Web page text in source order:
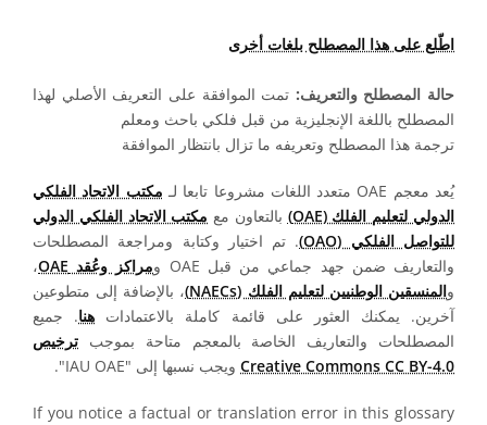
اطّلع على هذا المصطلح بلغات أخرى
حالة المصطلح والتعريف: تمت الموافقة على التعريف الأصلي لهذا
المصطلح باللغة الإنجليزية من قبل فلكي باحث ومعلم
ترجمة هذا المصطلح وتعريفه ما تزال بانتظار الموافقة
يُعد معجم OAE متعدد اللغات مشروعا تابعا لـ
مكتب الاتحاد الفلكي
الدولي لتعليم الفلك (OAE)
بالتعاون مع مكتب الاتحاد الفلكي الدولي
للتواصل الفلكي (OAO)
. تم اختيار وكتابة ومراجعة المصطلحات
والتعاريف ضمن جهد جماعي من قبل OAE و
مراكز وعُقد OAE
،
والمنسقين الوطنيين لتعليم الفلك (NAECs)
، بالإضافة إلى متطوعين
آخرين. يمكنك العثور على قائمة كاملة بالاعتمادات هنا. جميع
المصطلحات والتعاريف الخاصة بالمعجم متاحة بموجب ترخيص
Creative Commons CC BY-4.0 ويجب نسبها إلى "IAU OAE".
If you notice a factual or translation error in this glossary